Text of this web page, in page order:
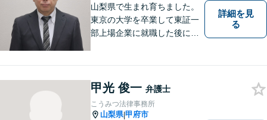
山梨県で生まれ育ちました。
東京の大学を卒業して東証一
部上場企業に就職した後に司
に弁護士登録した後は、山梨
県内を中心に様々な案件を取
り扱ってきました。
詳細を見
る
甲光 俊一 弁護士
こうみつ法律事務所
山梨県|甲府市